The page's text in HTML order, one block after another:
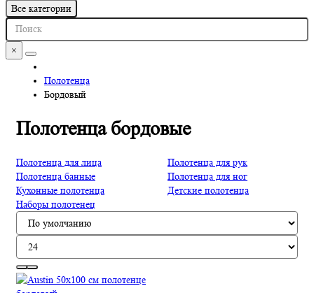
Все категории
×
Полотенца
Бордовый
Полотенца бордовые
Полотенца для лица
Полотенца для рук
Полотенца банные
Полотенца для ног
Кухонные полотенца
Детские полотенца
Наборы полотенец